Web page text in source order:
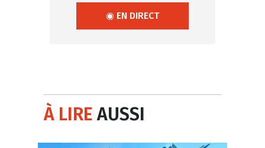
◉ EN DIRECT
À LIREAUSSI